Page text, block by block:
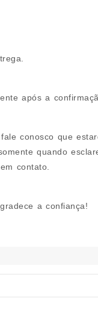
após a
conosco que
quando
contato.
a confiança!